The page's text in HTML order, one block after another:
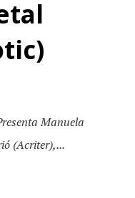
Manuela
(Acriter),...